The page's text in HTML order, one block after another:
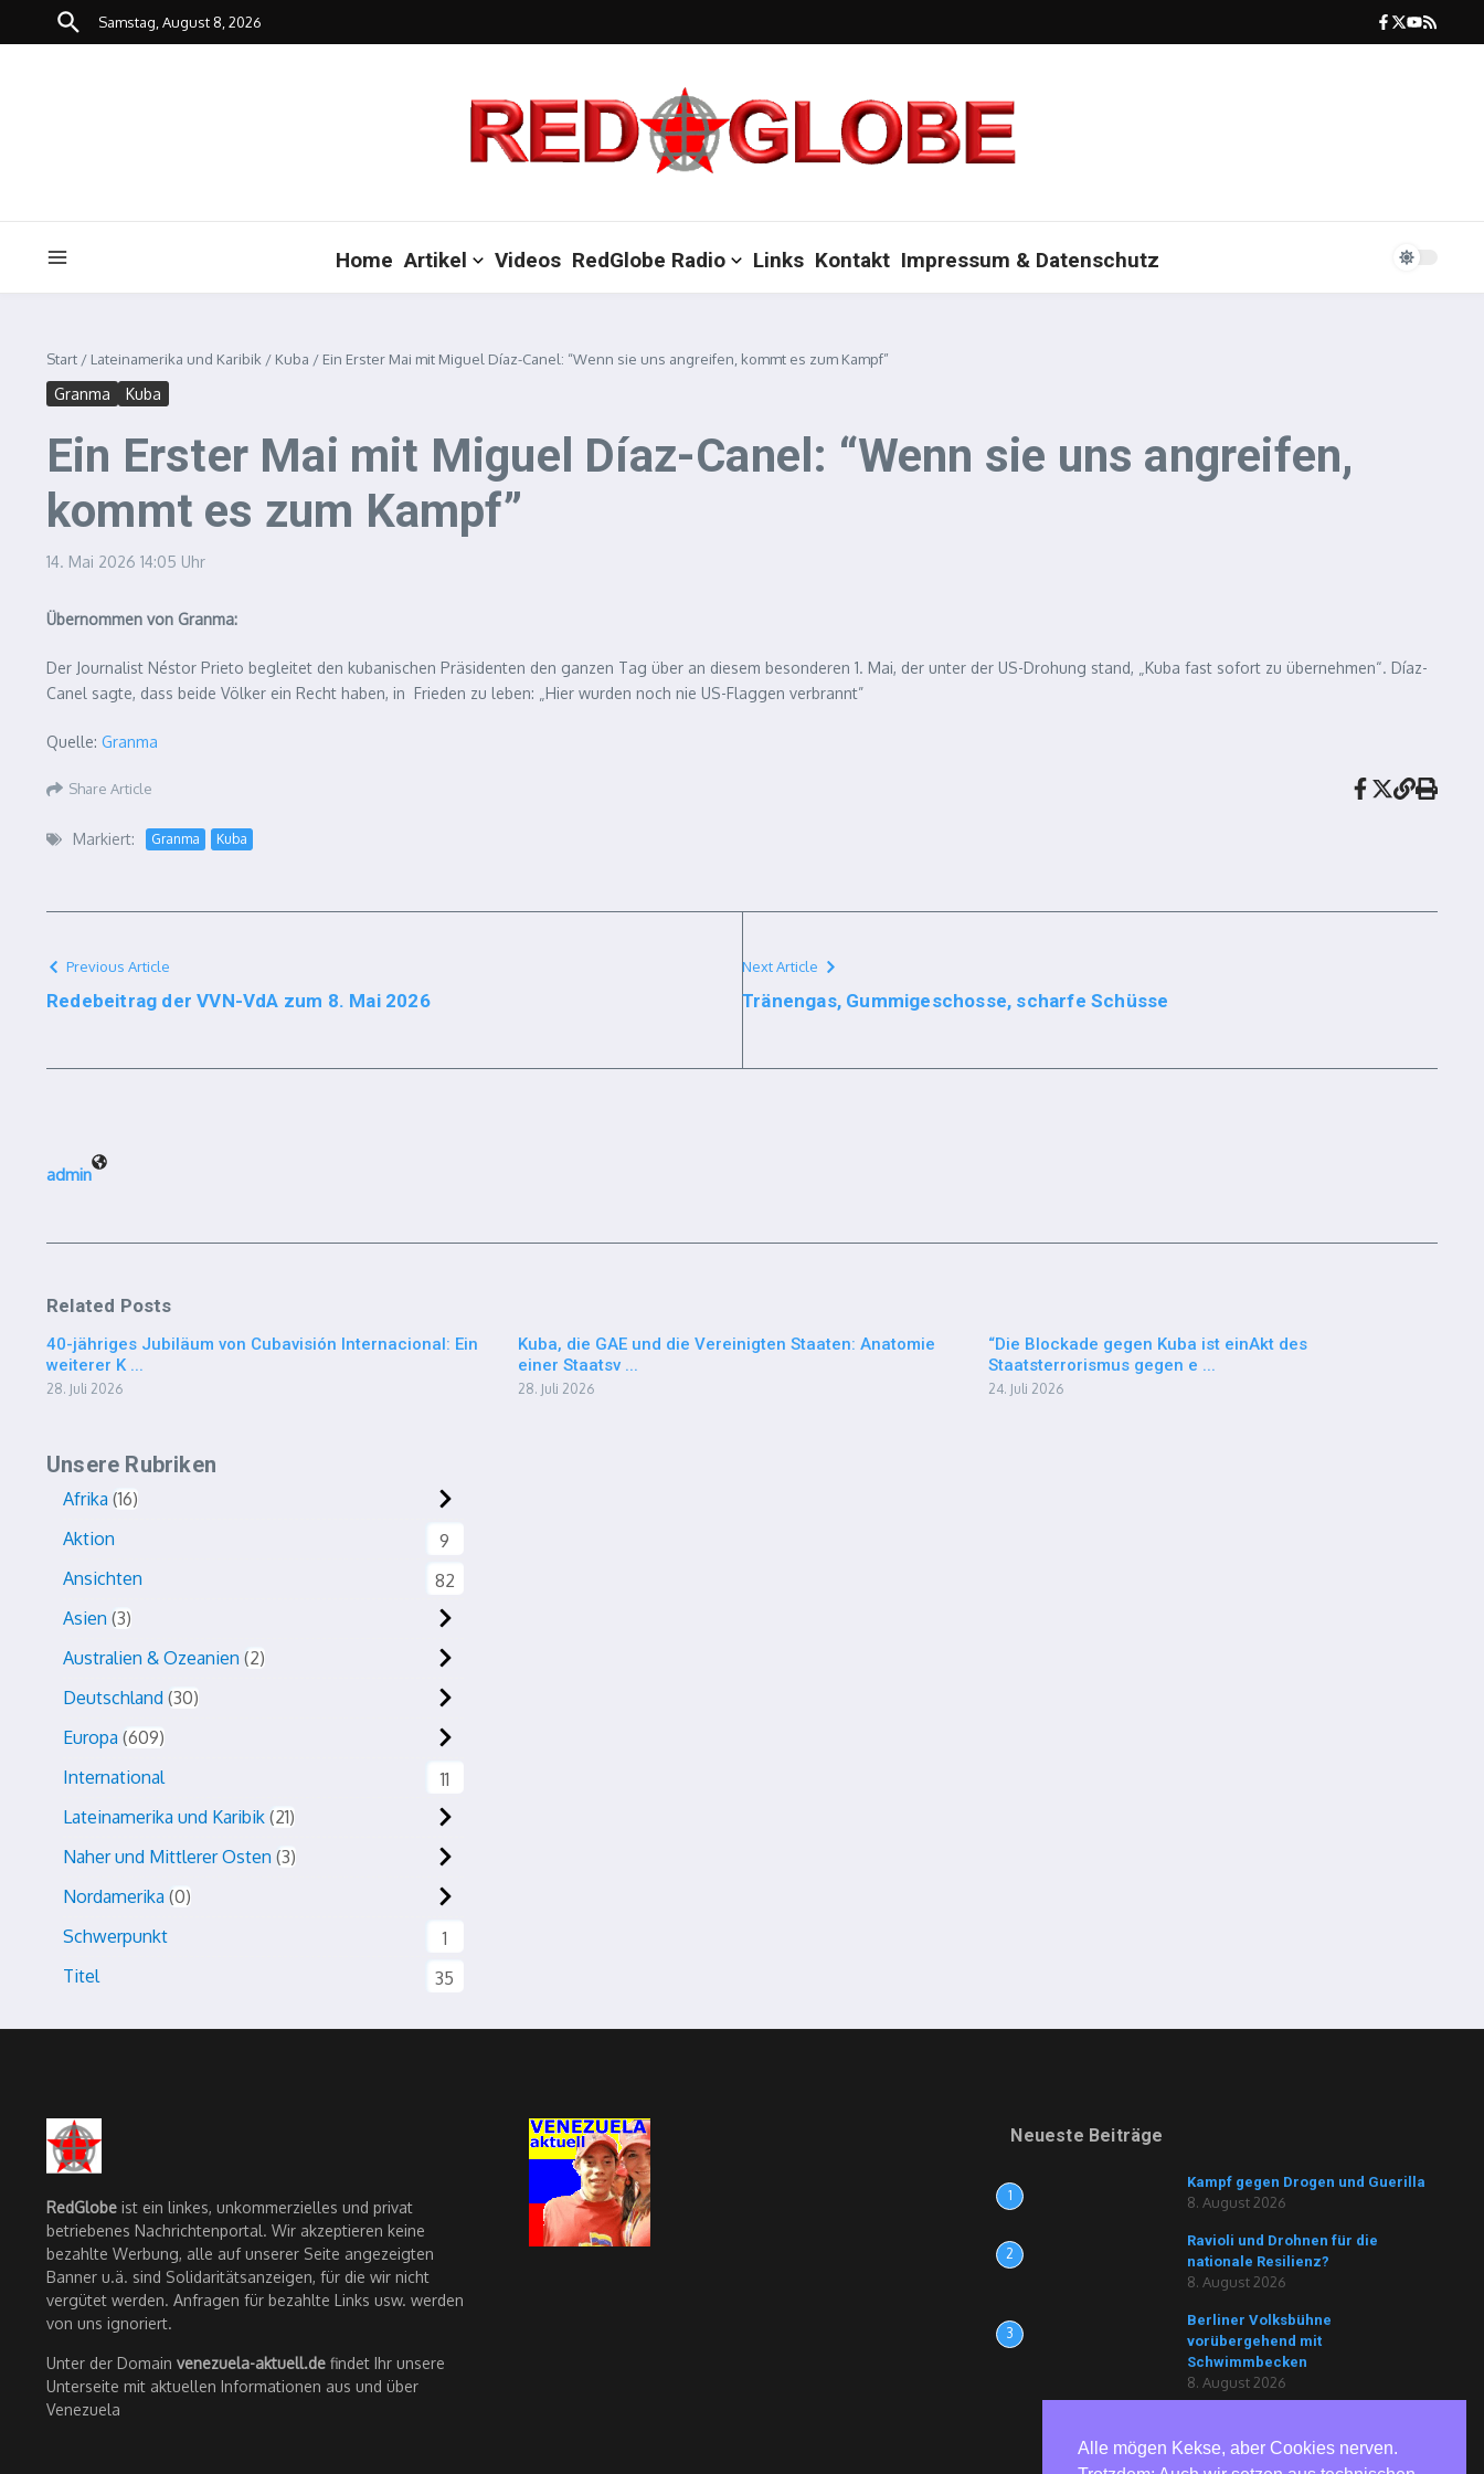
Zum Inhalt springen
Samstag, August 8, 2026
Home Artikel Videos RedGlobe Radio Links Kontakt Impressum & Datenschutz
Start / Lateinamerika und Karibik / Kuba / Ein Erster Mai mit Miguel Díaz-Canel: “Wenn sie uns angreifen, kommt es zum Kampf”
Granma Kuba
Ein Erster Mai mit Miguel Díaz-Canel: “Wenn sie uns angreifen,
kommt es zum Kampf”
14. Mai 2026 14:05 Uhr
Übernommen von Granma:
Der Journalist Néstor Prieto begleitet den kubanischen Präsidenten den ganzen Tag über an diesem besonderen 1. Mai, der unter der US-Drohung stand, „Kuba fast sofort zu übernehmen“. Díaz-
Canel sagte, dass beide Völker ein Recht haben, in Frieden zu leben: „Hier wurden noch nie US-Flaggen verbrannt”
Quelle: Granma
Share Article
Markiert: Granma Kuba
Previous Article
Redebeitrag der VVN-VdA zum 8. Mai 2026
Next Article
Tränengas, Gummigeschosse, scharfe Schüsse
admin
Related Posts
40-jähriges Jubiläum von Cubavisión Internacional: Ein
weiterer K ...
28. Juli 2026
Kuba, die GAE und die Vereinigten Staaten: Anatomie
einer Staatsv ...
28. Juli 2026
“Die Blockade gegen Kuba ist einAkt des
Staatsterrorismus gegen e ...
24. Juli 2026
Unsere Rubriken
Afrika 16
Aktion
9
Ansichten
82
Asien 3
Australien & Ozeanien 2
Deutschland 30
Europa 609
International
11
Lateinamerika und Karibik 21
Naher und Mittlerer Osten 3
Nordamerika 0
Schwerpunkt
1
Titel
35
RedGlobe ist ein linkes, unkommerzielles und privat
betriebenes Nachrichtenportal. Wir akzeptieren keine
bezahlte Werbung, alle auf unserer Seite angezeigten
Banner u.ä. sind Solidaritätsanzeigen, für die wir nicht
vergütet werden. Anfragen für bezahlte Links usw. werden
von uns ignoriert.
Unter der Domain venezuela-aktuell.de findet Ihr unsere
Unterseite mit aktuellen Informationen aus und über
Venezuela
Neueste Beiträge
1
Kampf gegen Drogen und Guerilla
8. August 2026
2
Ravioli und Drohnen für die
nationale Resilienz?
8. August 2026
3
Berliner Volksbühne
vorübergehend mit
Schwimmbecken
8. August 2026
Alle mögen Kekse, aber Cookies nerven.